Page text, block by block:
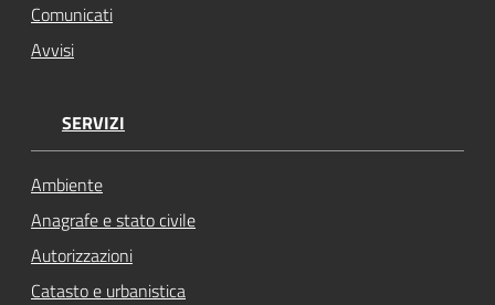
Comunicati
Avvisi
SERVIZI
Ambiente
Anagrafe e stato civile
Autorizzazioni
Catasto e urbanistica